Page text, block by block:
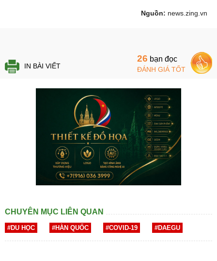
Nguồn: news.zing.vn
IN BÀI VIẾT
26 bạn đọc
ĐÁNH GIÁ TỐT
CHUYÊN MỤC LIÊN QUAN
#DU HỌC #HÀN QUỐC #COVID-19 #DAEGU